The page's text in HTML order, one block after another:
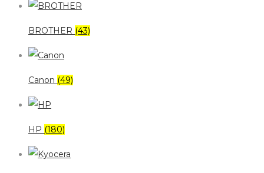
BROTHER (43)
Canon (49)
HP (180)